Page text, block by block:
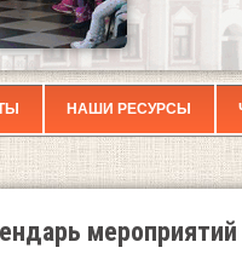
НАШИ РЕСУРСЫ
мероприятий